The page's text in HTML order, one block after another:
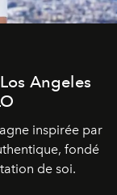
Angeles
inspirée par
fondé
de soi.